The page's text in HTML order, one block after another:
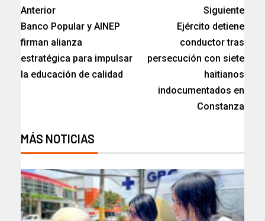
Anterior
Banco Popular y AINEP
firman alianza
estratégica para impulsar
la educación de calidad
Siguiente
Ejército detiene
conductor tras
persecución con siete
haitianos
indocumentados en
Constanza
MÁS NOTICIAS